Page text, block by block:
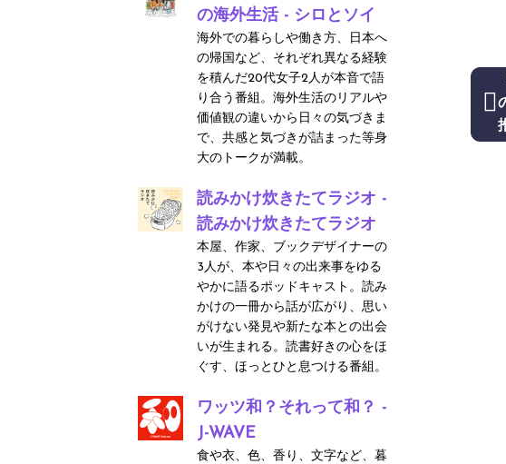
の海外生活 - シロとソイ
海外での暮らしや働き方、日本へ
の帰国など、それぞれ異なる経験
を積んだ20代女子2人が本音で語
り合う番組。海外生活のリアルや
価値観の違いから日々の気づきま
で、共感と気づきが詰まった等身
大のトークが満載。
読みかけ炊きたてラジオ -
読みかけ炊きたてラジオ
本屋、作家、ブックデザイナーの
3人が、本や日々の出来事をゆる
やかに語るポッドキャスト。読み
かけの一冊から話が広がり、思い
がけない発見や新たな本との出会
いが生まれる。読書好きの心をほ
ぐす、ほっとひと息つける番組。
ワッツ和？それって和？ -
J-WAVE
食や衣、色、香り、文字など、暮